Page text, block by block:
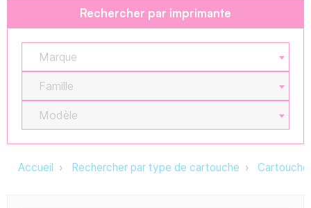
Rechercher par imprimante
Marque
Famille
Modèle
Accueil Rechercher par type de cartouche